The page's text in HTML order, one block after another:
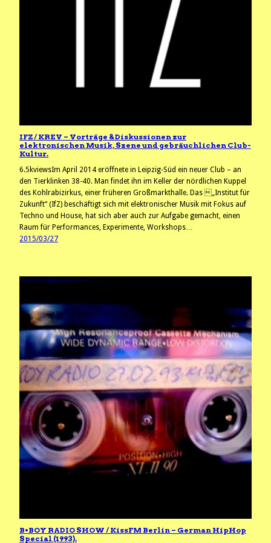
IFZ / KREV – Vorträge & Diskussionen zur
elektronischen Musik, Szene und gebräuchlichen Club-
Kultur.
6.5kviewsIm April 2014 eröffnete in Leipzig-Süd ein neuer Club – an
den Tierklinken 38-40. Man findet ihn im Keller der nördlichen Kuppel
des Kohlrabizirkus, einer früheren Großmarkthalle. Das „Institut für
Zukunft“ (IfZ) beschäftigt sich mit elektronischer Musik mit Fokus auf
Techno und House, hat sich aber auch zur Aufgabe gemacht, einen
Raum für Performances, Experimente, Workshops…
2015/03/27
B•BOY RADIO SHOW / KissFM Berlin – German HipHop
Special (1993).